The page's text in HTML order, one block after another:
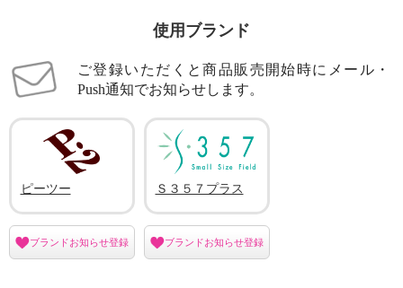
使用ブランド
ご登録いただくと商品販売開始時にメール・
Push通知でお知らせします。
ピーツー
ブランドお知らせ登録
Ｓ３５７プラス
ブランドお知らせ登録